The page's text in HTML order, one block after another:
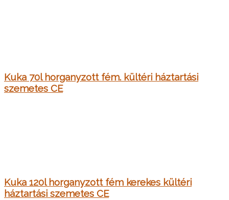
Kuka 70l horganyzott fém. kültéri háztartási
szemetes CE
Kuka 120l horganyzott fém kerekes kültéri
háztartási szemetes CE